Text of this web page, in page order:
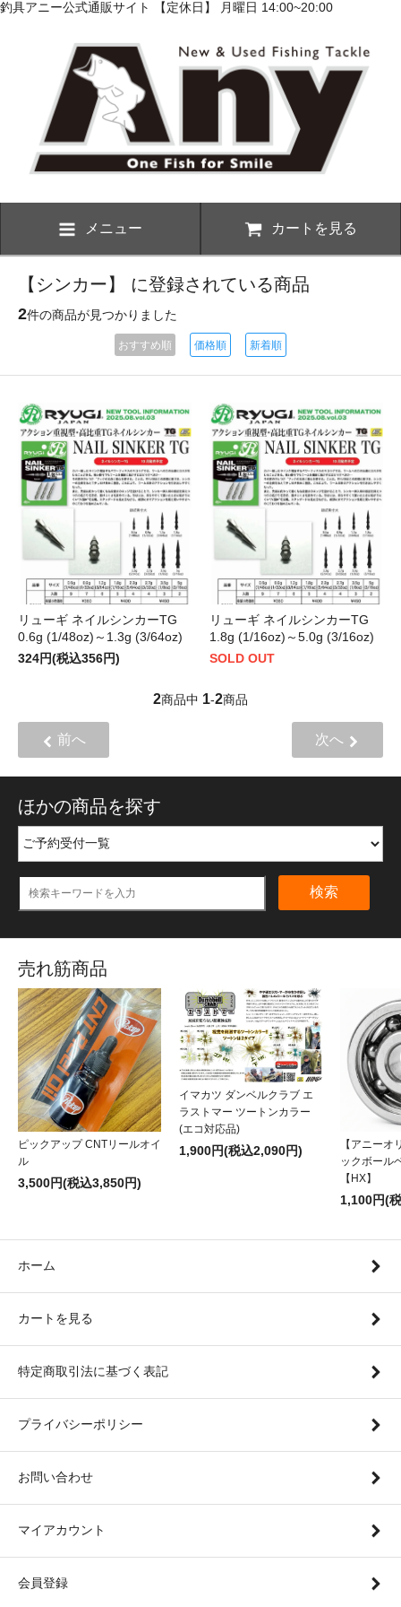
釣具アニー公式通販サイト 【定休日】 月曜日 14:00~20:00
メニュー カートを見る
【シンカー】 に登録されている商品
2件の商品が見つかりました
おすすめ順 価格順 新着順
リューギ ネイルシンカーTG
0.6g (1/48oz)～1.3g (3/64oz)
324円(税込356円)
リューギ ネイルシンカーTG
1.8g (1/16oz)～5.0g (3/16oz)
SOLD OUT
2商品中 1-2商品
前へ 次へ
ほかの商品を探す
検索
売れ筋商品
ピックアップ CNTリールオイ
ル
3,500円(税込3,850円)
イマカツ ダンベルクラブ エ
ラストマー ツートンカラー
(エコ対応品)
1,900円(税込2,090円)
【アニーオ
ックボール
【HX】
1,100円(
ホーム
カートを見る
特定商取引法に基づく表記
プライバシーポリシー
お問い合わせ
マイアカウント
会員登録